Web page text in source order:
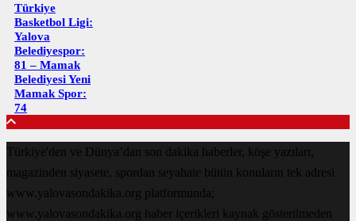
Türkiye
Basketbol Ligi:
Yalova
Belediyespor:
81 – Mamak
Belediyesi Yeni
Mamak Spor:
74
Türkiye'den ve Dünya’dan son dakika haberler, köşe yazıları,
magazinden siyasete, spordan seyahate bütün konuların tek adresi
www.yalovasondakika.org platformunda;
www.yalovasondakika.org haber içerikleri kaynak gösterilmeden